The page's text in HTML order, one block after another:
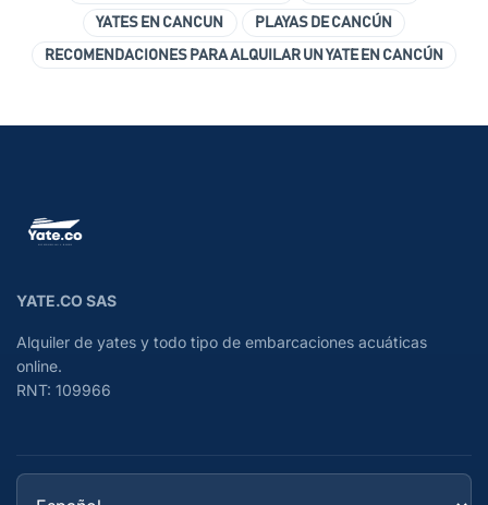
YATES EN CANCUN PLAYAS DE CANCÚN
RECOMENDACIONES PARA ALQUILAR UN YATE EN CANCÚN
YATE.CO SAS
Alquiler de yates y todo tipo de embarcaciones acuáticas
online.
RNT: 109966